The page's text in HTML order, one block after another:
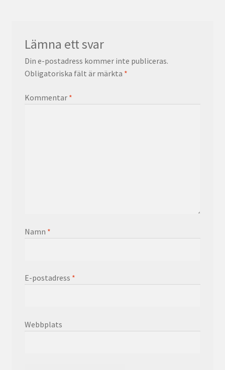
Lämna ett svar
Din e-postadress kommer inte publiceras.
Obligatoriska fält är märkta *
Kommentar *
Namn *
E-postadress *
Webbplats